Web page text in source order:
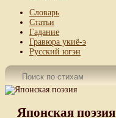
Словарь
Статьи
Гадание
Гравюра укиё-э
Русский югэн
Японская поэзия